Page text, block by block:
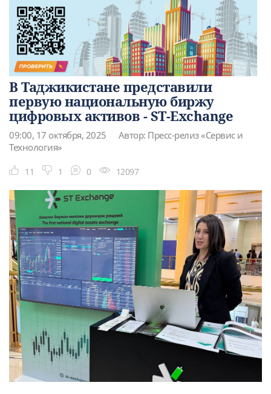
В Таджикистане представили
первую национальную биржу
цифровых активов - ST-Exchange
09:00, 17 октября, 2025
Автор: Пресс-релиз «Сервис и
Технология»
11 1 0 12097